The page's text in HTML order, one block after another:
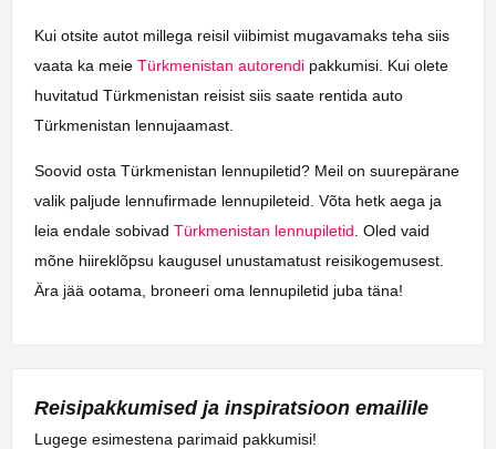
Kui otsite autot millega reisil viibimist mugavamaks teha siis
vaata ka meie Türkmenistan autorendi pakkumisi. Kui olete
huvitatud Türkmenistan reisist siis saate rentida auto
Türkmenistan lennujaamast.
Soovid osta Türkmenistan lennupiletid? Meil on suurepärane
valik paljude lennufirmade lennupileteid. Võta hetk aega ja
leia endale sobivad Türkmenistan lennupiletid. Oled vaid
mõne hiireklõpsu kaugusel unustamatust reisikogemusest.
Ära jää ootama, broneeri oma lennupiletid juba täna!
Reisipakkumised ja inspiratsioon emailile
Lugege esimestena parimaid pakkumisi!